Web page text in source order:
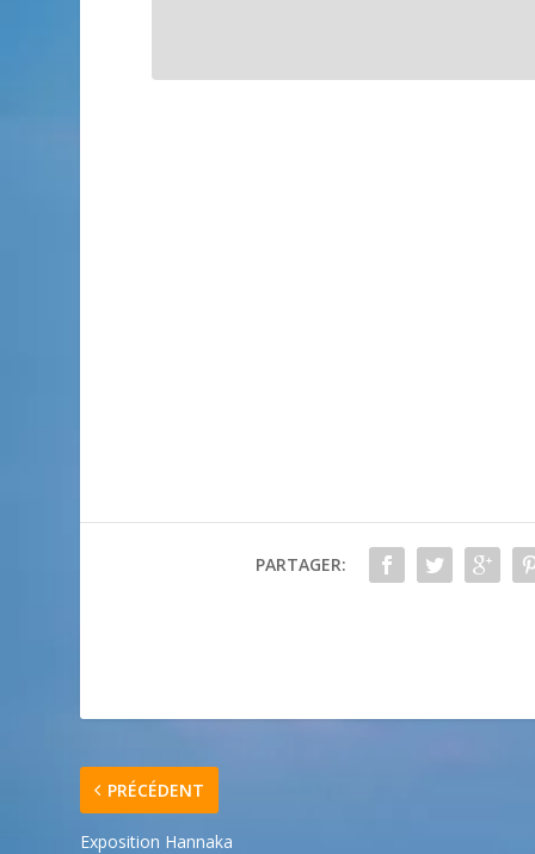
PARTAGER:
PRÉCÉDENT
Exposition Hannaka